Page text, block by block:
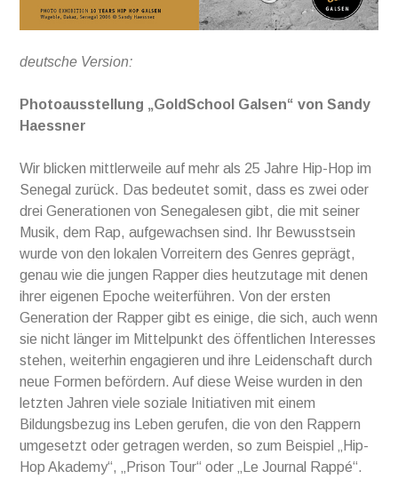
deutsche Version:
Photoausstellung „GoldSchool Galsen“ von Sandy
Haessner
Wir blicken mittlerweile auf mehr als 25 Jahre Hip-Hop im
Senegal zurück. Das bedeutet somit, dass es zwei oder
drei Generationen von Senegalesen gibt, die mit seiner
Musik, dem Rap, aufgewachsen sind. Ihr Bewusstsein
wurde von den lokalen Vorreitern des Genres geprägt,
genau wie die jungen Rapper dies heutzutage mit denen
ihrer eigenen Epoche weiterführen. Von der ersten
Generation der Rapper gibt es einige, die sich, auch wenn
sie nicht länger im Mittelpunkt des öffentlichen Interesses
stehen, weiterhin engagieren und ihre Leidenschaft durch
neue Formen befördern. Auf diese Weise wurden in den
letzten Jahren viele soziale Initiativen mit einem
Bildungsbezug ins Leben gerufen, die von den Rappern
umgesetzt oder getragen werden, so zum Beispiel „Hip-
Hop Akademy“, „Prison Tour“ oder „Le Journal Rappé“.